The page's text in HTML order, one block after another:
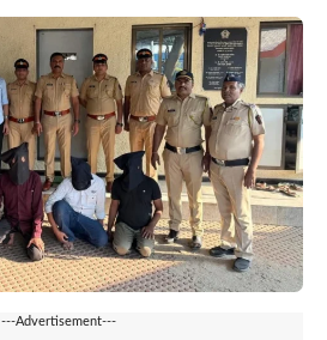
---Advertisement---